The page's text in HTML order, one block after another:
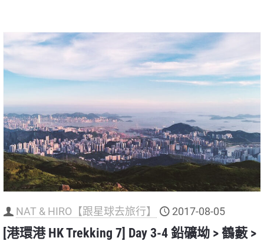
NAT & HIRO【跟星球去旅行】 2017-08-05
[港環港 HK Trekking 7] Day 3-4 鉛礦坳 > 鶴藪 >